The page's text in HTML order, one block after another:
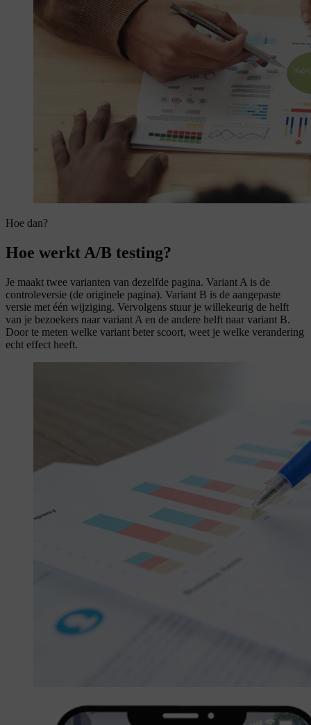
Hoe dan?
Hoe werkt A/B testing?
Je maakt twee varianten van dezelfde pagina. Variant A is de
controleversie (de originele pagina). Variant B is de aangepaste
versie met één wijziging. Vervolgens stuur je willekeurig de helft
van je bezoekers naar variant A en de andere helft naar variant B.
Door te meten welke variant beter scoort, weet je welke verandering
echt effect heeft.